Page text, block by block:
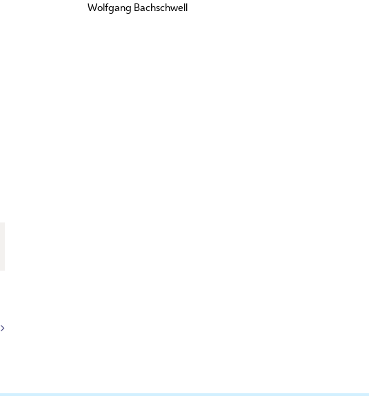
Wolfgang Bachschwell